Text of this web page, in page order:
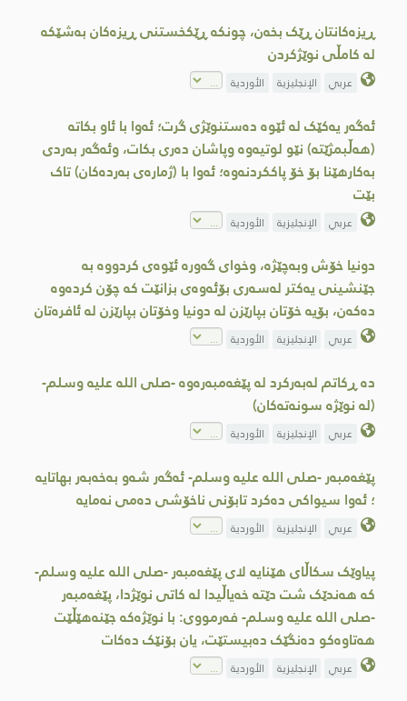
ڕیزەکانتان ڕێک بخەن، چونکە ڕێکخستنی ڕیزەکان بەشێكە
لە کامڵی نوێژکردن
عربي الإنجليزية الأوردية
ئەگەر یەکێک لە ئێوە دەستنوێژی گرت؛ ئەوا با ئاو بكاتە
(هەڵبمژێتە) نێو لوتیەوە وپاشان دەری بکات، وئەگەر بەردی
بەکارهێنا بۆ خۆ پاککردنەوە؛ ئەوا با (ژمارەی بەردەكان) تاک
بێت
عربي الإنجليزية الأوردية
دونیا خۆش وبەچێژە، وخوای گەورە ئێوەی کردووە بە
جێنشینی یەکتر لەسەری بۆئەوەی بزانێت کە چۆن کردەوە
دەکەن، بۆیە خۆتان بپارێزن لە دونیا وخۆتان بپارێزن لە ئافرەتان
عربي الإنجليزية الأوردية
دە ڕكاتم لەبەركرد لە پێغەمبەرەوە -صلى اللە علیە وسلم-
(لە نوێژە سونەتەكان)
عربي الإنجليزية الأوردية
پێغەمبەر -صلى اللە علیە وسلم- ئەگەر شەو بەخەبەر بهاتایە
؛ ئەوا سیواکی دەکرد تابۆنی ناخۆشی دەمی نەمایە
عربي الإنجليزية الأوردية
پیاوێک سکاڵای هێنایە لای پێغەمبەر -صلى اللە علیە وسلم-
کە هەندێک شت دێتە خەیاڵیدا لە کاتی نوێژدا، پێغەمبەر
-صلى اللە علیە وسلم- فەرمووی: با نوێژەکە جێنەهێڵێت
هەتاوەکو دەنگێک دەبیستێت، یان بۆنێک دەکات
عربي الإنجليزية الأوردية